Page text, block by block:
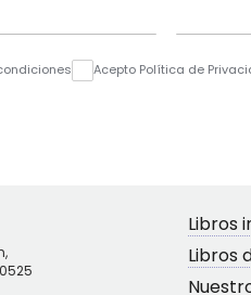
Acepto Política de
Libros
Libros